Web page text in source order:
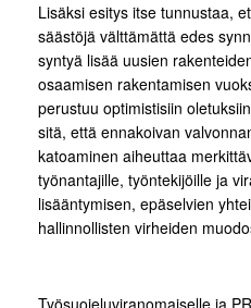
Lisäksi esitys itse tunnustaa,
säästöjä välttämättä edes
syntyä lisää uusien
osaamisen rakentamisen
perustuu optimistisiin
sitä, että ennakoivan
katoaminen aiheuttaa
työnantajille, työntekijöille ja
lisääntymisen, epäselvien
hallinnollisten virheiden